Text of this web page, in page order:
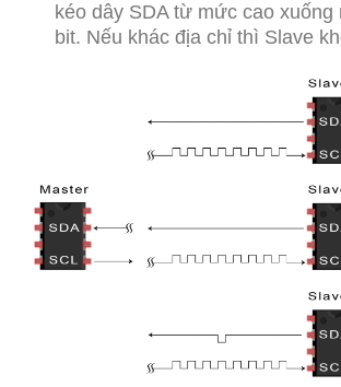
kéo dây SDA từ mức cao xuống
bit. Nếu khác địa chỉ thì Slave